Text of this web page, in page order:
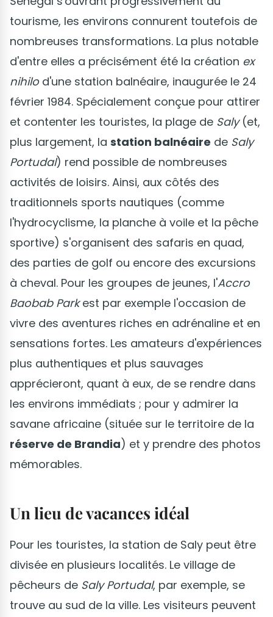
tourisme, les environs connurent toutefois de
nombreuses transformations. La plus notable
d'entre elles a précisément été la création ex
nihilod'une station balnéaire, inaugurée le 24
février 1984. Spécialement conçue pour attirer
et contenter les touristes, la plage de Saly(et,
plus largement, la station balnéaire de Saly
Portudal) rend possible de nombreuses
activités de loisirs. Ainsi, aux côtés des
traditionnels sports nautiques (comme
l'hydrocyclisme, la planche à voile et la pêche
sportive) s'organisent des safaris en quad,
des parties de golf ou encore des excursions
à cheval. Pour les groupes de jeunes, l'Accro
Baobab Parkest par exemple l'occasion de
vivre des aventures riches en adrénaline et en
sensations fortes. Les amateurs d'expériences
plus authentiques et plus sauvages
apprécieront, quant à eux, de se rendre dans
les environs immédiats ; pour y admirer la
savane africaine (située sur le territoire de la
réserve de Brandia) et y prendre des photos
mémorables.
Un lieu de vacances idéal
Pour les touristes, la station de Saly peut être
divisée en plusieurs localités. Le village de
pêcheurs de Saly Portudal, par exemple, se
trouve au sud de la ville. Les visiteurs peuvent